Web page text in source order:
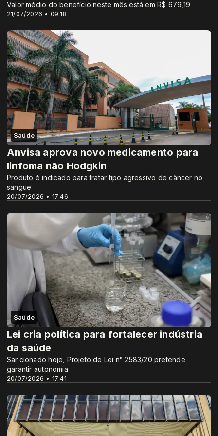
21/07/2026 • 09:18
Valor médio do benefício neste mês está em R$ 679,19
Saúde
20/07/2026 • 17:46
Anvisa aprova novo medicamento para
linfoma não Hodgkin
Produto é indicado para tratar tipo agressivo de câncer no
sangue
Saúde
20/07/2026 • 17:41
Lei cria política para fortalecer indústria
da saúde
Sancionado hoje, Projeto de Lei n° 2583/20 pretende
garantir autonomia